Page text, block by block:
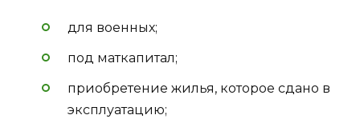
для военных;
под маткапитал;
приобретение жилья, которое сдано в
эксплуатацию;